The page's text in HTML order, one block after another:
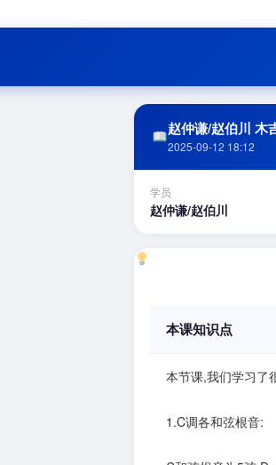
赵仲谦/赵伯川 木
2025-09-12 18:12
学员
赵仲谦/赵伯川
本课知识点
本节课,我们学习了
1.C调各和弦根音: